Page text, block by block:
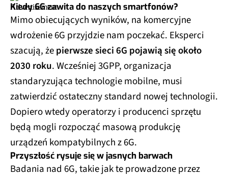
Kiedy 6G zawita do naszych smartfonów?
Mimo obiecujących wyników, na komercyjne
wdrożenie 6G przyjdzie nam poczekać. Eksperci
szacują, żepierwsze sieci 6G pojawią się około
2030 roku. Wcześniej 3GPP, organizacja
standaryzująca technologie mobilne, musi
zatwierdzić ostateczny standard nowej technologii.
Dopiero wtedy operatorzy i producenci sprzętu
będą mogli rozpocząć masową produkcję
urządzeń kompatybilnych z 6G.
Przyszłość rysuje się w jasnych barwach
Badania nad 6G, takie jak te prowadzone przez